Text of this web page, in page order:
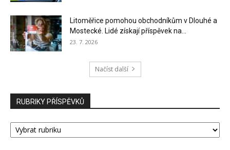
Litoměřice pomohou obchodníkům v Dlouhé a
Mostecké. Lidé získají příspěvek na...
23. 7. 2026
Načíst další
RUBRIKY PŘÍSPĚVKŮ
RUBRIKY
PŘÍSPĚVKŮ